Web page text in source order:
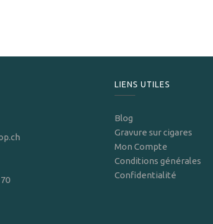
LIENS UTILES
Blog
Gravure sur cigares
Mon Compte
Conditions générales
Confidentialité